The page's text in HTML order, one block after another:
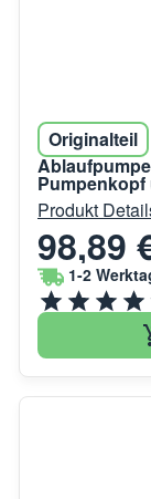
Originalteil
Produkt
98,89
1-2